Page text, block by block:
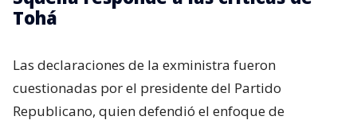
Tohá
Las declaraciones de la exministra fueron
cuestionadas por el presidente del Partido
Republicano, quien defendió el enfoque de